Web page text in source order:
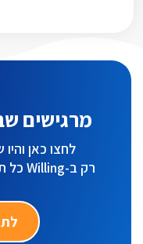
מרגישים
לחצו כאן
רק ב-Willing כל תרומה מסייעת פי 100 מערכה.